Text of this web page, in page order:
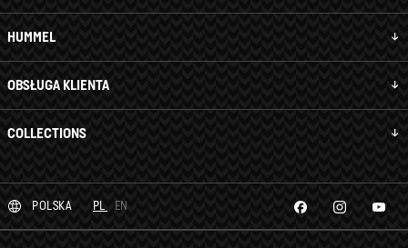
HUMMEL
OBSŁUGA KLIENTA
COLLECTIONS
POLSKA PL EN